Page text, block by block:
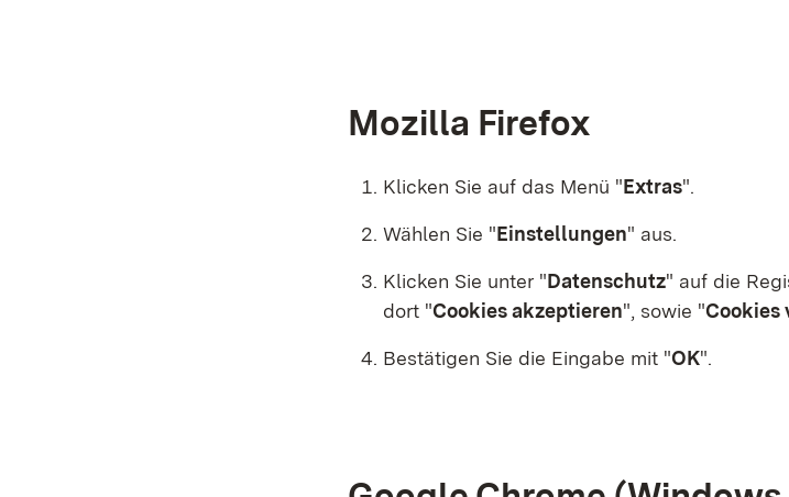
Mozilla Firefox
Klicken Sie auf das Menü "Extras".
Wählen Sie "Einstellungen" aus.
Klicken Sie unter "Datenschutz" auf die
dort "Cookies akzeptieren", sowie "Cookies
Bestätigen Sie die Eingabe mit "OK".